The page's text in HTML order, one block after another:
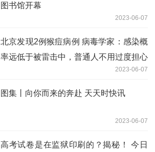
图书馆开幕
2023-06-07
北京发现2例猴痘病例 病毒学家：感染概
率远低于被雷击中，普通人不用过度担心
2023-06-07
图集丨向你而来的奔赴 天天时快讯
2023-06-07
高考试卷是在监狱印刷的？揭秘！ 今日